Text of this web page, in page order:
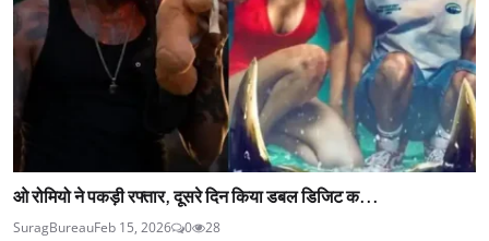
ओ रोमियो ने पकड़ी रफ्तार, दूसरे दिन किया डबल डिजिट क...
SuragBureauFeb 15, 2026 0 28